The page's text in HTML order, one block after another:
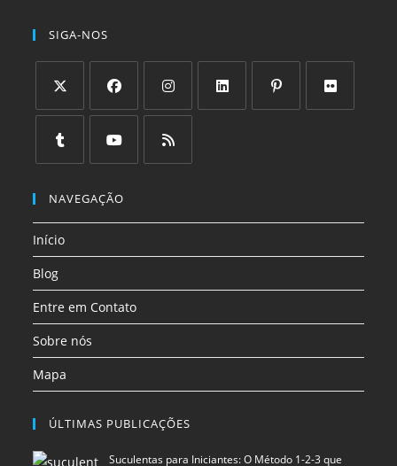
SIGA-NOS
Abre
uma
aba
Abre
em
uma
aba
Abre
uma
em
uma
nova
aba
em
uma
aba
uma
aba
NAVEGAÇÃO
Início
Blog
Entre em Contato
Sobre nós
Mapa
ÚLTIMAS PUBLICAÇÕES
Suculentas para Iniciantes: O Método 1-2-3 que